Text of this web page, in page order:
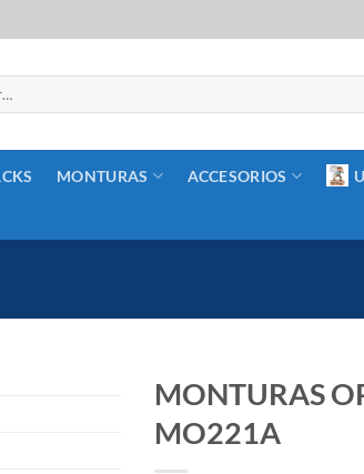
MONTURAS ACCESORIOS
MONTURAS
MO221A